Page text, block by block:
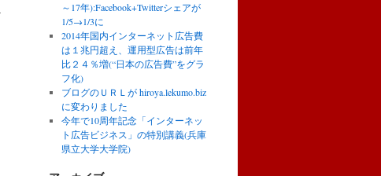
～17年):Facebook+Twitterシェアが
1/5→1/3に
2014年国内インターネット広告費
は１兆円超え、運用型広告は前年
比２４％増(“日本の広告費”をグラ
フ化)
ブログのＵＲＬが hiroya.lekumo.biz
に変わりました
今年で10周年記念「インターネッ
ト広告ビジネス」の特別講義(兵庫
県立大学大学院)